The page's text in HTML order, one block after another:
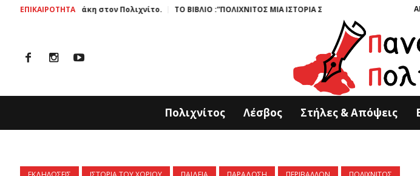
ΕΠΙΚΑΙΡΟΤΗΤΑ
στον Πολιχνίτο. ΤΟ ΒΙΒΛΙΟ :”ΠΟΛΙΧΝΙΤΟΣ ΜΙΑ ΙΣΤΟΡΙΑ ΣΜΙΛΕΜΕΝΗ ΣΤΗΝ ΠΕΤΡΑ” ΤΩΝ ΚΥΡΙΑΚΟΥ
Πολιχνίτος Λέσβος Στήλες & Απόψεις